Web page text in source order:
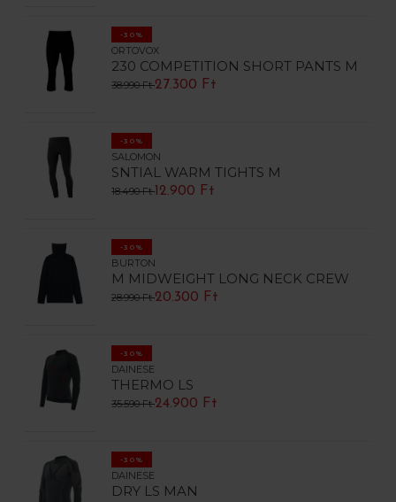
-30%
ORTOVOX
230 COMPETITION SHORT PANTS M
38.990 Ft27.300 Ft
-30%
SALOMON
SNTIAL WARM TIGHTS M
18.490 Ft 12.900 Ft
-30%
BURTON
M MIDWEIGHT LONG NECK CREW
28.990 Ft20.300 Ft
-30%
DAINESE
THERMO LS
35.590 Ft24.900 Ft
-30%
DAINESE
DRY LS MAN